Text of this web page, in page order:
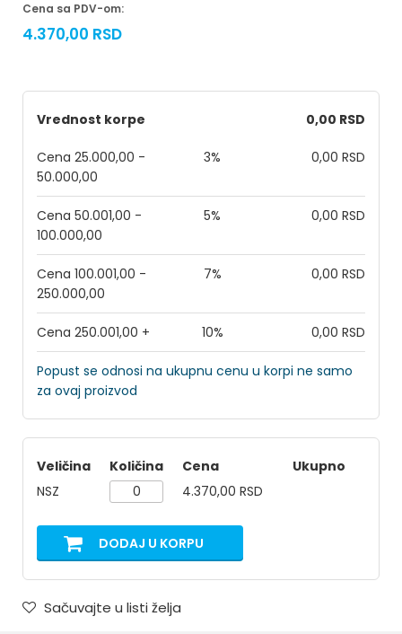
Cena sa PDV-om:
4.370,00 RSD
Vrednost korpe 0,00 RSD
Cena 25.000,00 -
50.000,00
3% 0,00 RSD
Cena 50.001,00 -
100.000,00
5% 0,00 RSD
Cena 100.001,00 -
250.000,00
7% 0,00 RSD
Cena 250.001,00 + 10% 0,00 RSD
Popust se odnosi na ukupnu cenu u korpi ne samo
za ovaj proizvod
Veličina Količina Cena
Ukupno
NSZ
4.370,00 RSD
DODAJ U KORPU
Sačuvajte u listi želja